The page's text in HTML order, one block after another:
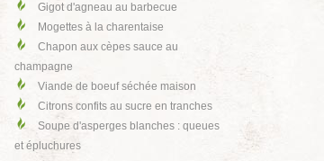
Gigot d'agneau au barbecue
Mogettes à la charentaise
Chapon aux cèpes sauce au
champagne
Viande de boeuf séchée maison
Citrons confits au sucre en tranches
Soupe d'asperges blanches : queues
et épluchures